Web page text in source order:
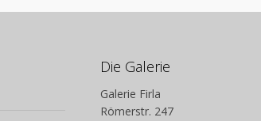
Die Galerie
Galerie Firla
Römerstr. 247